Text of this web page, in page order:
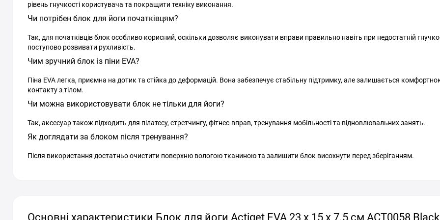
рівень гнучкості користувача та покращити техніку виконання.
Чи потрібен блок для йоги початківцям?
Так, для початківців блок особливо корисний, оскільки дозволяє виконувати вправи правильно навіть при недостатній
поступово розвивати рухливість.
Чим зручний блок із піни EVA?
Піна EVA легка, приємна на дотик та стійка до деформацій. Вона забезпечує стабільну підтримку, але залишається
контакту з тілом.
Чи можна використовувати блок не тільки для йоги?
Так, аксесуар також підходить для пілатесу, стретчингу, фітнес-вправ, тренування мобільності та відновлювальних занять.
Як доглядати за блоком після тренування?
Після використання достатньо очистити поверхню вологою тканиною та залишити блок висохнути перед зберіганням.
Основні характеристики Блок для йоги Actiget EVA 23 x 15 x 7.5 см ACT0058 Black